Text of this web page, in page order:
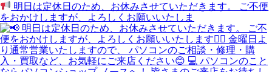
明日は定休日のため、お休みさせていただきます。 ご不便
をおかけしますが、よろしくお願いいたしま